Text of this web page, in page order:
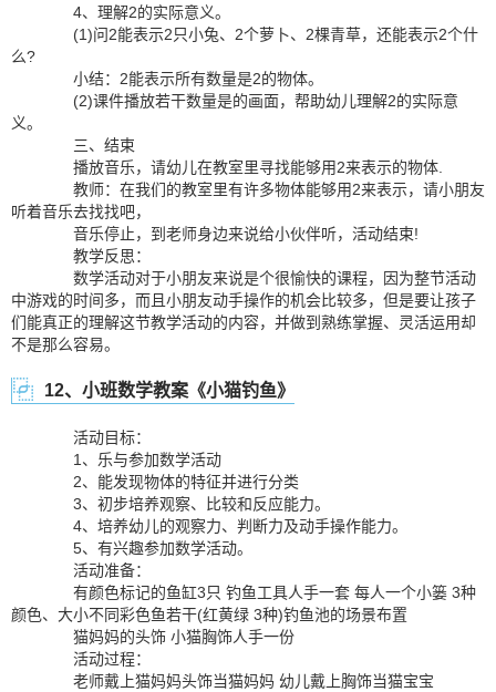
4、理解2的实际意义。
(1)问2能表示2只小兔、2个萝卜、2棵青草，还能表示2个什
么?
小结：2能表示所有数量是2的物体。
(2)课件播放若干数量是的画面，帮助幼儿理解2的实际意
义。
三、结束
播放音乐，请幼儿在教室里寻找能够用2来表示的物体.
教师：在我们的教室里有许多物体能够用2来表示，请小朋友
听着音乐去找找吧，
音乐停止，到老师身边来说给小伙伴听，活动结束!
教学反思：
数学活动对于小朋友来说是个很愉快的课程，因为整节活动
中游戏的时间多，而且小朋友动手操作的机会比较多，但是要让孩子
们能真正的理解这节教学活动的内容，并做到熟练掌握、灵活运用却
不是那么容易。
12、小班数学教案《小猫钓鱼》
活动目标：
1、乐与参加数学活动
2、能发现物体的特征并进行分类
3、初步培养观察、比较和反应能力。
4、培养幼儿的观察力、判断力及动手操作能力。
5、有兴趣参加数学活动。
活动准备：
有颜色标记的鱼缸3只 钓鱼工具人手一套 每人一个小篓 3种
颜色、大小不同彩色鱼若干(红黄绿 3种)钓鱼池的场景布置
猫妈妈的头饰 小猫胸饰人手一份
活动过程：
老师戴上猫妈妈头饰当猫妈妈 幼儿戴上胸饰当猫宝宝